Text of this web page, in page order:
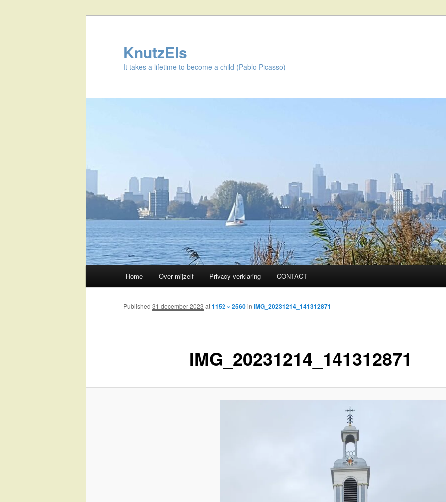
KnutzEls
It takes a lifetime to become a child (Pablo Picasso)
Skip
to
Home Over mijzelf Privacy verklaring CONTACT
IMG_20231214_141312871
Published 31 december 2023 at1152 × 2560in IMG_20231214_141312871